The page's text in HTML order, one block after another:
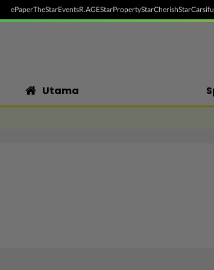
ePaperTheStarEventsR.AGEStarPropertyStarCherishStarCarsifu
Utama